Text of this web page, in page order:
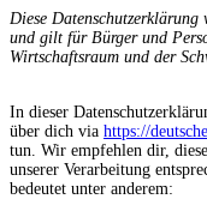
Diese Datenschutzerklärung
und gilt für Bürger und
Wirtschaftsraum und der
In dieser
über dich via https://
tun. Wir empfehlen dir,
unserer Verarbeitung
bedeutet unter anderem: